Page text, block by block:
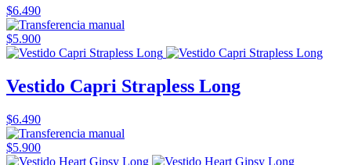
$6.490
$5.900
Vestido Capri Strapless Long
$6.490
$5.900